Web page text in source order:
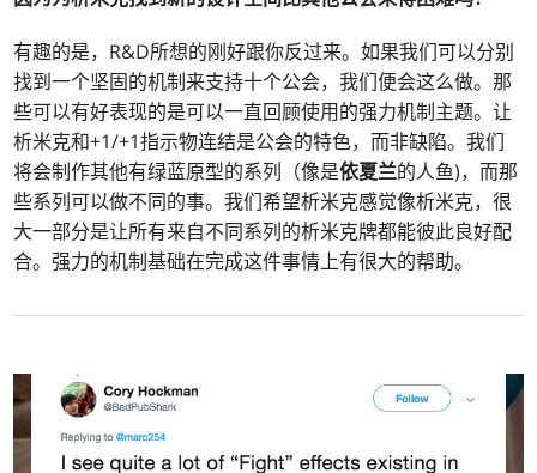
有趣的是，R&D所想的刚好跟你反过来。如果我们可以分别
找到一个坚固的机制来支持十个公会，我们便会这么做。那
些可以有好表现的是可以一直回顾使用的强力机制主题。让
析米克和+1/+1指示物连结是公会的特色，而非缺陷。我们
将会制作其他有绿蓝原型的系列（像是依夏兰的人鱼)，而那
些系列可以做不同的事。我们希望析米克感觉像析米克，很
大一部分是让所有来自不同系列的析米克牌都能彼此良好配
合。强力的机制基础在完成这件事情上有很大的帮助。